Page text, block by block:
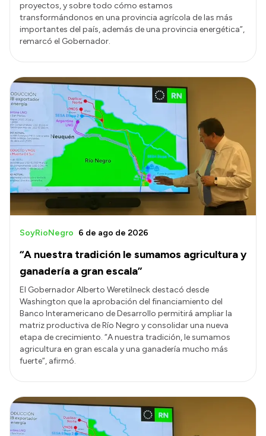
proyectos, y sobre todo cómo estamos
transformándonos en una provincia agrícola de las más
importantes del país, además de una provincia energética”,
remarcó el Gobernador.
“A nuestra tradición le sumamos agricultura y
ganadería a gran escala”
SoyRioNegro 6 de ago de 2026
El Gobernador Alberto Weretilneck destacó desde
Washington que la aprobación del financiamiento del
Banco Interamericano de Desarrollo permitirá ampliar la
matriz productiva de Río Negro y consolidar una nueva
etapa de crecimiento. “A nuestra tradición, le sumamos
agricultura en gran escala y una ganadería mucho más
fuerte”, afirmó.